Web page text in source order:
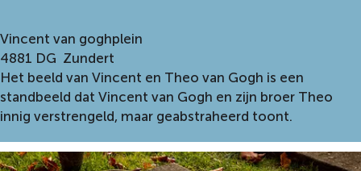
o
v
e
n
e
h
u
s
u
n
V
a
n
G
o
h
Vincent van goghplein
4881 DG Zundert
Het beeld van Vincent en Theo van Gogh is een
standbeeld dat Vincent van Gogh en zijn broer Theo
innig verstrengeld, maar geabstraheerd toont.